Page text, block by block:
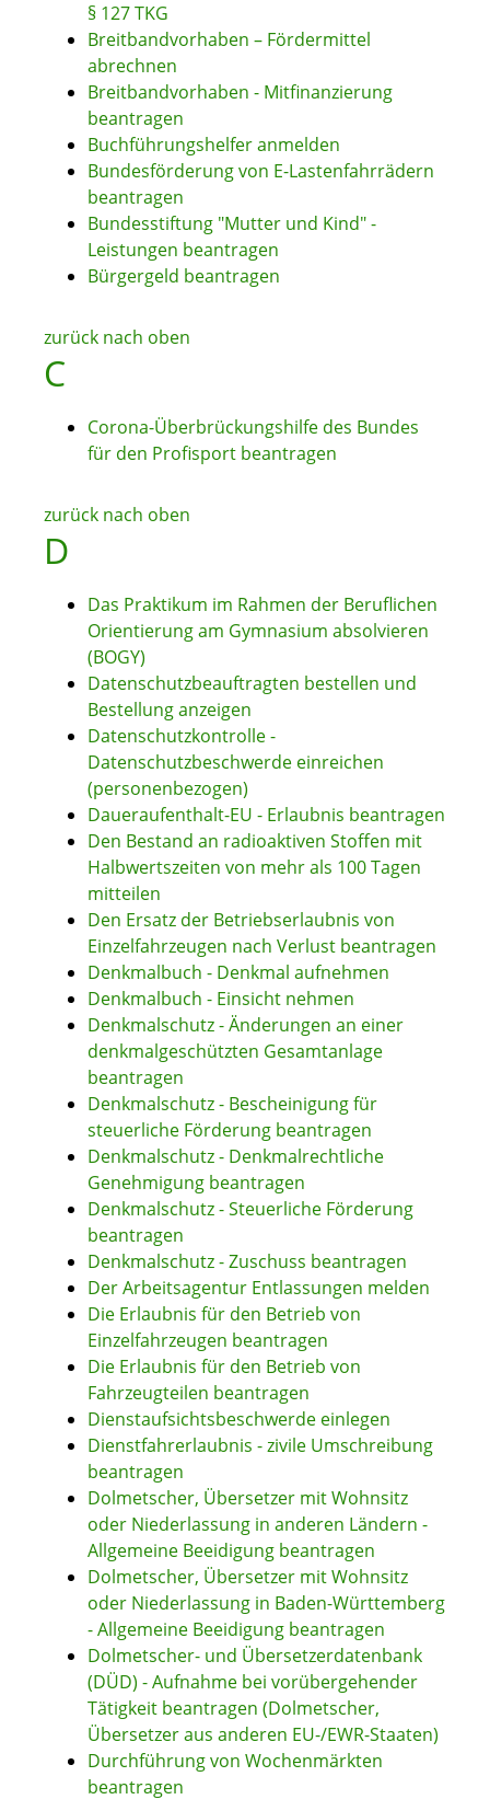
§ 127 TKG
Breitbandvorhaben – Fördermittel
abrechnen
Breitbandvorhaben - Mitfinanzierung
beantragen
Buchführungshelfer anmelden
Bundesförderung von E-Lastenfahrrädern
beantragen
Bundesstiftung "Mutter und Kind" -
Leistungen beantragen
Bürgergeld beantragen
zurück nach oben
C
Corona-Überbrückungshilfe des Bundes
für den Profisport beantragen
zurück nach oben
D
Das Praktikum im Rahmen der Beruflichen
Orientierung am Gymnasium absolvieren
(BOGY)
Datenschutzbeauftragten bestellen und
Bestellung anzeigen
Datenschutzkontrolle -
Datenschutzbeschwerde einreichen
(personenbezogen)
Daueraufenthalt-EU - Erlaubnis beantragen
Den Bestand an radioaktiven Stoffen mit
Halbwertszeiten von mehr als 100 Tagen
mitteilen
Den Ersatz der Betriebserlaubnis von
Einzelfahrzeugen nach Verlust beantragen
Denkmalbuch - Denkmal aufnehmen
Denkmalbuch - Einsicht nehmen
Denkmalschutz - Änderungen an einer
denkmalgeschützten Gesamtanlage
beantragen
Denkmalschutz - Bescheinigung für
steuerliche Förderung beantragen
Denkmalschutz - Denkmalrechtliche
Genehmigung beantragen
Denkmalschutz - Steuerliche Förderung
beantragen
Denkmalschutz - Zuschuss beantragen
Der Arbeitsagentur Entlassungen melden
Die Erlaubnis für den Betrieb von
Einzelfahrzeugen beantragen
Die Erlaubnis für den Betrieb von
Fahrzeugteilen beantragen
Dienstaufsichtsbeschwerde einlegen
Dienstfahrerlaubnis - zivile Umschreibung
beantragen
Dolmetscher, Übersetzer mit Wohnsitz
oder Niederlassung in anderen Ländern -
Allgemeine Beeidigung beantragen
Dolmetscher, Übersetzer mit Wohnsitz
oder Niederlassung in Baden-Württemberg
- Allgemeine Beeidigung beantragen
Dolmetscher- und Übersetzerdatenbank
(DÜD) - Aufnahme bei vorübergehender
Tätigkeit beantragen (Dolmetscher,
Übersetzer aus anderen EU-/EWR-Staaten)
Durchführung von Wochenmärkten
beantragen